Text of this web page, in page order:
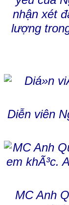
nhận xét
lượng
Diễn viên
MC Anh